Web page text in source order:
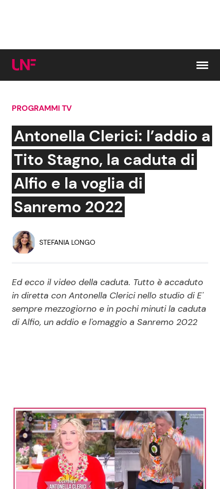
Cerca:
News e Cronaca
Attualità Italiana
Dal Mondo
Economia
Persone Scomparse
Politica
Gossip e TV
Bellezze VIP
Coppie VIP
Reality e Talent
Soap Opera
News Spettacolo
Benessere Cucina e Ricette
Consigli di Cucina
PROGRAMMI TV
Antonella Clerici: l’addio a
Tito Stagno, la caduta di
Alfio e la voglia di
Sanremo 2022
STEFANIA LONGO
Ed ecco il video della caduta. Tutto è accaduto
in diretta con Antonella Clerici nello studio di E'
sempre mezzogiorno e in pochi minuti la caduta
di Alfio, un addio e l'omaggio a Sanremo 2022